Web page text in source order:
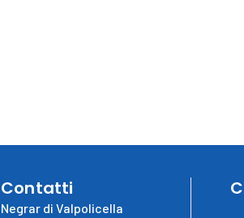
Contatti
Negrar di Valpolicella